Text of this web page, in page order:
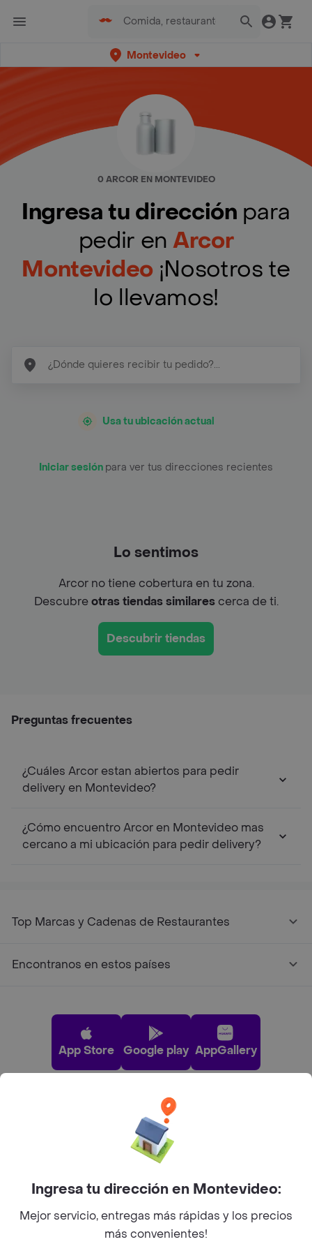
Montevideo
0 ARCOR EN MONTEVIDEO
Ingresa tu dirección para
pedir en Arcor
Montevideo ¡Nosotros te
lo llevamos!
Usa tu ubicación actual
Iniciar sesión para ver tus direcciones recientes
Lo sentimos
Arcor no tiene cobertura en tu zona.
Descubreotras tiendas similarescerca de ti.
Descubrir tiendas
Preguntas frecuentes
¿Cuáles Arcor estan abiertos para pedir
delivery en Montevideo?
¿Cómo encuentro Arcor en Montevideo mas
cercano a mi ubicación para pedir delivery?
Top Marcas y Cadenas de Restaurantes
Encontranos en estos países
App Store Google play AppGallery
Pide tu comida favorita cerca de ti
Ingresa tu dirección en Montevideo:
Mejor servicio, entregas más rápidas y los precios
más convenientes!